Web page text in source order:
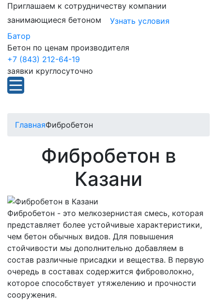
Приглашаем к сотрудничеству компании
занимающиеся бетоном
Узнать условия
Батор
Бетон по ценам производителя
+7 (843) 212-64-19
заявки круглосуточно
ГлавнаяФибробетон
Фибробетон в
Казани
Фибробетон - это мелкозернистая смесь, которая
представляет более устойчивые характеристики,
чем бетон обычных видов. Для повышения
стойчивости мы дополнительно добавляем в
состав различные присадки и вещества. В первую
очередь в составах содержится фиброволокно,
которое способствует утяжелению и прочности
сооружения.